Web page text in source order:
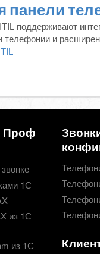
панели
поддерживают
телефонии и
Проф
1С
из 1С
из 1С